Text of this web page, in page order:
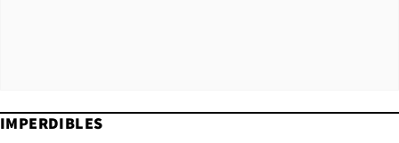
IMPERDIBLES